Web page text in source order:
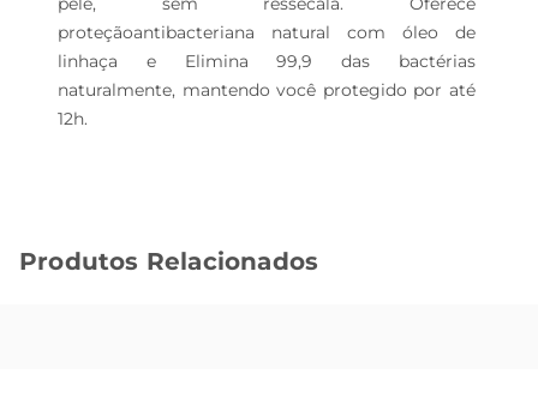
proteçãoantibacteriana natural com óleo de
linhaça e Elimina 99,9 das bactérias
naturalmente, mantendo você protegido por até
12h.
Produtos Relacionados